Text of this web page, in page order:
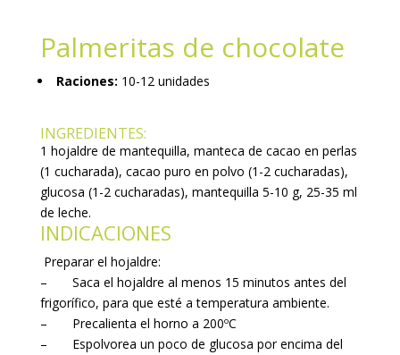
Palmeritas de chocolate
Raciones: 10-12 unidades
INGREDIENTES:
1 hojaldre de mantequilla, manteca de cacao en perlas
(1 cucharada), cacao puro en polvo (1-2 cucharadas),
glucosa (1-2 cucharadas), mantequilla 5-10 g, 25-35 ml
de leche.
INDICACIONES
Preparar el hojaldre:
– Saca el hojaldre al menos 15 minutos antes del
frigorífico, para que esté a temperatura ambiente.
– Precalienta el horno a 200ºC
– Espolvorea un poco de glucosa por encima del